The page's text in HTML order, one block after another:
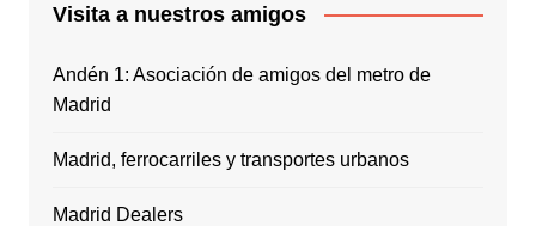
Visita a nuestros amigos
Andén 1: Asociación de amigos del metro de
Madrid
Madrid, ferrocarriles y transportes urbanos
Madrid Dealers